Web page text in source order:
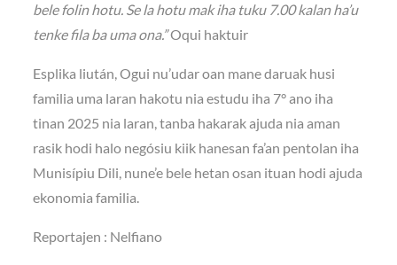
bele folin hotu. Se la hotu mak iha tuku 7.00 kalan ha’u
tenke fila ba uma ona.”Oqui haktuir
Esplika liután, Ogui nu’udar oan mane daruak husi
familia uma laran hakotu nia estudu iha 7° ano iha
tinan 2025 nia laran, tanba hakarak ajuda nia aman
rasik hodi halo negósiu kiik hanesan fa’an pentolan iha
Munisípiu Dili, nune’e bele hetan osan ituan hodi ajuda
ekonomia familia.
Reportajen : Nelfiano